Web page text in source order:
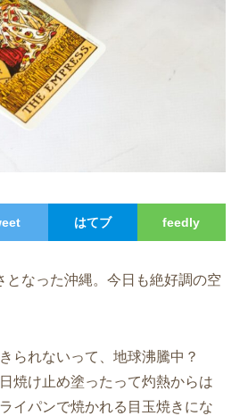
はてブ feedly
となった沖縄。今日も絶好調の空
られないって、地球沸騰中？
焼け止め塗ったって灼熱からは
イパンで焼かれる目玉焼きにな